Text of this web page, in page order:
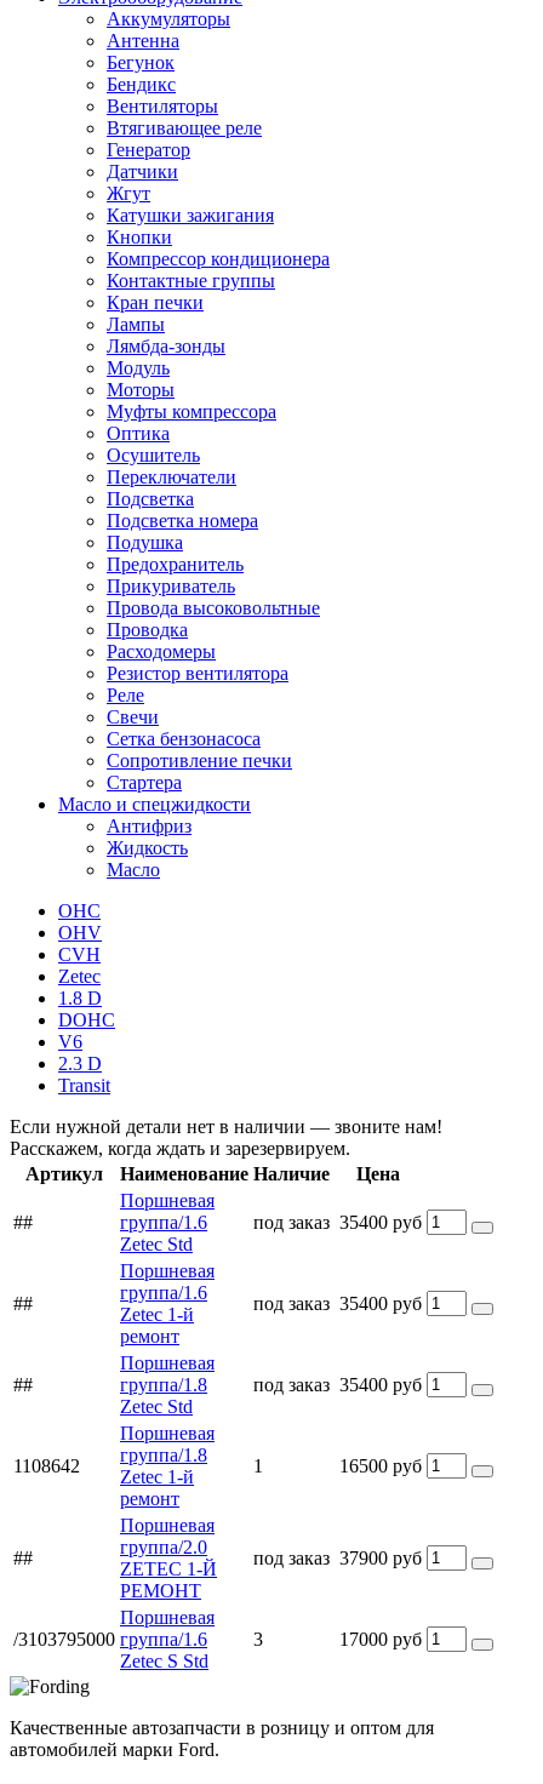
Аккумуляторы
Антенна
Бегунок
Бендикс
Вентиляторы
Втягивающее реле
Генератор
Датчики
Жгут
Катушки зажигания
Кнопки
Компрессор кондиционера
Контактные группы
Кран печки
Лампы
Лямбда-зонды
Модуль
Моторы
Муфты компрессора
Оптика
Осушитель
Переключатели
Подсветка
Подсветка номера
Подушка
Предохранитель
Прикуриватель
Провода высоковольтные
Проводка
Расходомеры
Резистор вентилятора
Реле
Свечи
Сетка бензонасоса
Сопротивление печки
Стартера
Масло и спецжидкости
Антифриз
Жидкость
Масло
OHC
OHV
CVH
Zetec
1.8 D
DOHC
V6
2.3 D
Transit
Если нужной детали нет в наличии — звоните нам!
Расскажем, когда ждать и зарезервируем.
Артикул
Наименование Наличие Цена
##
Поршневая
группа/1.6
Zetec Std
под заказ 35400 руб
##
Поршневая
группа/1.6
Zetec 1-й
ремонт
под заказ 35400 руб
##
Поршневая
группа/1.8
Zetec Std
под заказ 35400 руб
1108642
Поршневая
группа/1.8
Zetec 1-й
ремонт
1 16500 руб
##
Поршневая
группа/2.0
ZETEC 1-Й
РЕМОНТ
под заказ 37900 руб
/3103795000
Поршневая
группа/1.6
Zetec S Std
3 17000 руб
Качественные автозапчасти в розницу и оптом для
автомобилей марки Ford.